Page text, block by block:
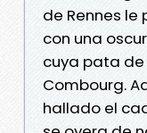
de Rennes
con una
cuya pata
Combourg.
hallado el